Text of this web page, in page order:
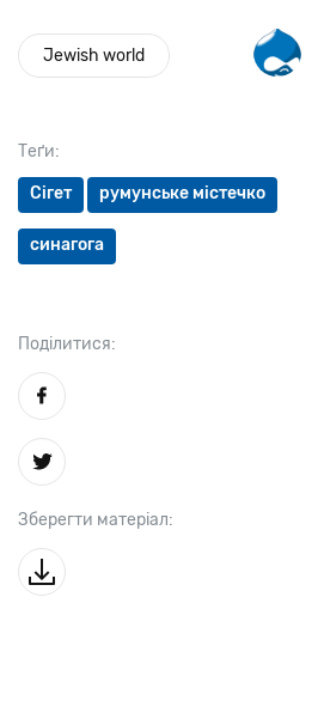
Jewish world
Теґи:
Сігет румунське містечко
синагога
Поділитися:
Зберегти матеріал: